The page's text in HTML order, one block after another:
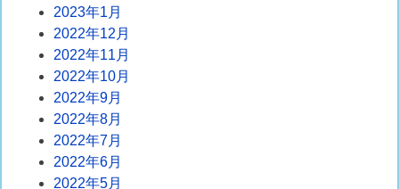
2023年1月
2022年12月
2022年11月
2022年10月
2022年9月
2022年8月
2022年7月
2022年6月
2022年5月